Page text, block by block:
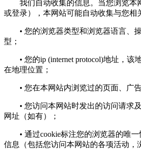
我们自动收集的信息。当您浏览本
或登录），本网站可能自动收集与您相
• 您的浏览器类型和浏览器语言、
型；
• 您的ip (internet protocol)地址，该
在地理位置；
• 您在本网站内浏览过的页面、广告
• 您访问本网站时发出的访问请求
网址（如有）；
• 通过cookie标注您的浏览器的唯一
信息（包括您访问本网站的各项活动，